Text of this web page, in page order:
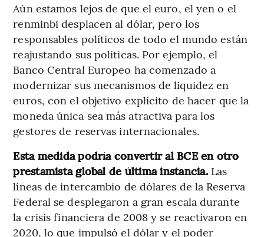
Aún estamos lejos de que el euro, el yen o el
renminbi desplacen al dólar, pero los
responsables políticos de todo el mundo están
reajustando sus políticas. Por ejemplo, el
Banco Central Europeo ha comenzado a
modernizar sus mecanismos de liquidez en
euros, con el objetivo explícito de hacer que la
moneda única sea más atractiva para los
gestores de reservas internacionales.
Esta medida podría convertir al BCE en otro
prestamista global de última instancia.Las
líneas de intercambio de dólares de la Reserva
Federal se desplegaron a gran escala durante
la crisis financiera de 2008 y se reactivaron en
2020, lo que impulsó el dólar y el poder